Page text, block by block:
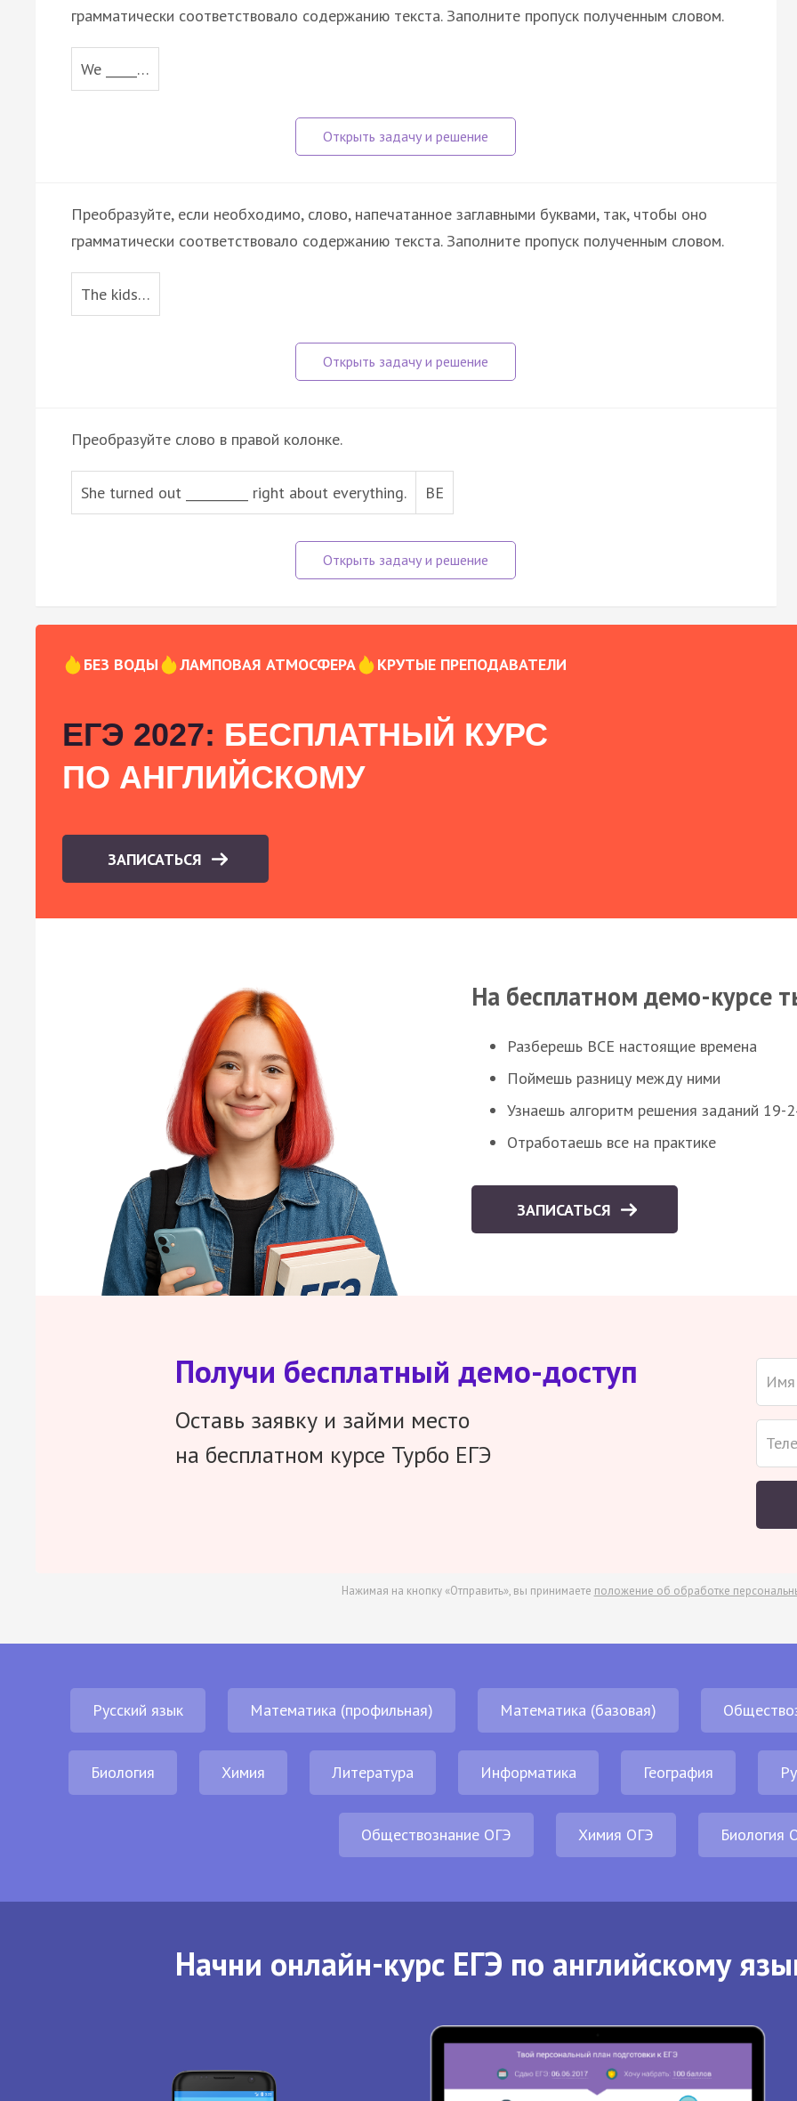
грамматически соответствовало содержанию текста. Заполните пропуск полученным словом.
We _____…
Преобразуйте, если необходимо, слово, напечатанное заглавными буквами, так, чтобы оно
грамматически соответствовало содержанию текста. Заполните пропуск полученным словом.
The kids…
Преобразуйте слово в правой колонке.
She turned out __________ right about everything. BE
БЕЗ ВОДЫ ЛАМПОВАЯ АТМОСФЕРА КРУТЫЕ ПРЕПОДАВАТЕЛИ
ЕГЭ 2027: БЕСПЛАТНЫЙ КУРС
ПО АНГЛИЙСКОМУ
ЗАПИСАТЬСЯ
На бесплатном демо-курсе
Разберешь ВСЕ настоящие времена
Поймешь разницу между ними
Узнаешь алгоритм решения заданий 19-
Отработаешь все на практике
ЗАПИСАТЬСЯ
Получи бесплатный демо-доступ
Оставь заявку и займи место
на бесплатном курсе Турбо ЕГЭ
Нажимая на кнопку «Отправить», вы принимаете положение об обработке
Русский язык Математика (профильная) Математика (базовая)
Биология Химия Литература Информатика География
Обществознание ОГЭ Химия ОГЭ Биология
Начни онлайн-курс ЕГЭ по английскому